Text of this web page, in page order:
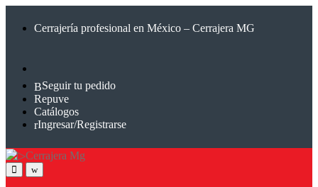
Cerrajería profesional en México – Cerrajera MG
Seguir tu pedido
Repuve
Catálogos
Ingresar/Registrarse